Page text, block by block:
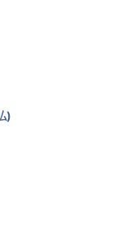
)